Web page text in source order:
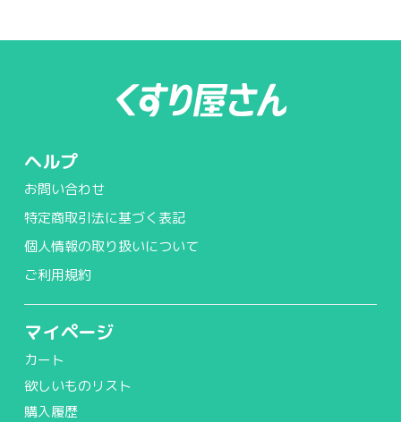
ヘルプ
お問い合わせ
特定商取引法に基づく表記
個人情報の取り扱いについて
ご利用規約
マイページ
カート
欲しいものリスト
購入履歴